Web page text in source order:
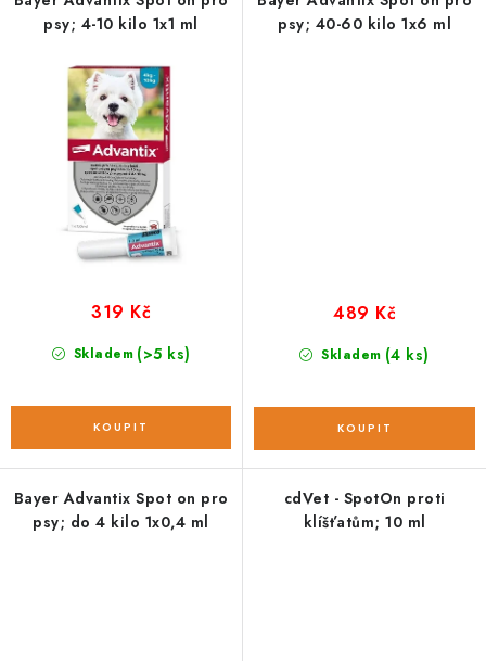
psy; 4-10 kilo 1x1 ml
Skladem (>5 ks)
319 Kč
psy; 40-60 kilo 1x6 ml
Skladem (4 ks)
489 Kč
Bayer Advantix Spot on pro
psy; do 4 kilo 1x0,4 ml
cdVet - SpotOn proti
klíšťatům; 10 ml